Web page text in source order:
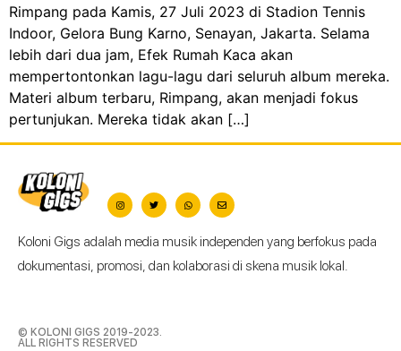
Rimpang pada Kamis, 27 Juli 2023 di Stadion Tennis
Indoor, Gelora Bung Karno, Senayan, Jakarta. Selama
lebih dari dua jam, Efek Rumah Kaca akan
mempertontonkan lagu-lagu dari seluruh album mereka.
Materi album terbaru, Rimpang, akan menjadi fokus
pertunjukan. Mereka tidak akan […]
Koloni Gigs adalah media musik independen yang berfokus pada
dokumentasi, promosi, dan kolaborasi di skena musik lokal.
© KOLONI GIGS 2019-2023.
ALL RIGHTS RESERVED